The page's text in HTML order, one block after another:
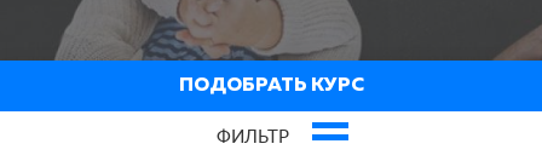
ПОДОБРАТЬ КУРС
ФИЛЬТР